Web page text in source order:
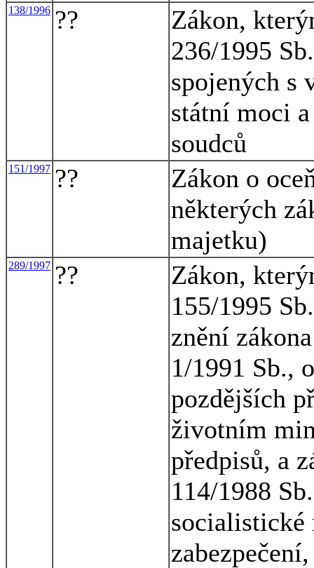
138/1996 ??
Zákon,
236/1995
spojených s
státní moci
soudců
151/1997 ??
Zákon o
některých
majetku)
289/1997 ??
Zákon,
155/1995
znění
1/1991 Sb.,
pozdějších
životním
předpisů, a
114/1988